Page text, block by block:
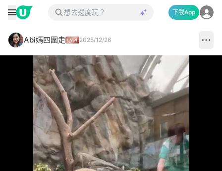
下載App
Abi媽四圍走 2025/12/26